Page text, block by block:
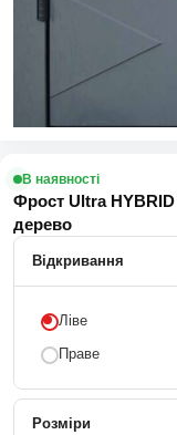
В наявності
Фрост Ultra
дерево
Відкривання
Ліве
Праве
Розміри